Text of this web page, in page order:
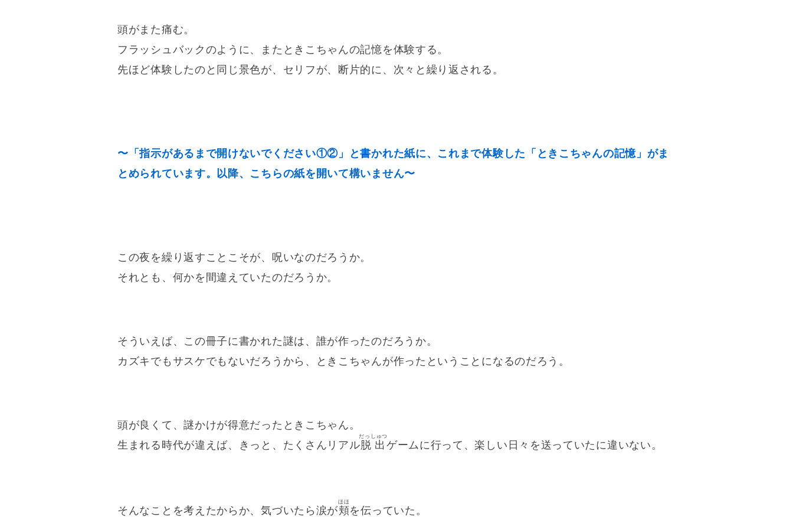
頭がまた痛む。
フラッシュバックのように、またときこちゃんの記憶を体験する。
先ほど体験したのと同じ景色が、セリフが、断片的に、次々と繰り返される。
〜「指示があるまで開けないでください①②」と書かれた紙に、これまで体験した「ときこちゃんの記憶」がま
とめられています。以降、こちらの紙を開いて構いません〜
この夜を繰り返すことこそが、呪いなのだろうか。
それとも、何かを間違えていたのだろうか。
そういえば、この冊子に書かれた謎は、誰が作ったのだろうか。
カズキでもサスケでもないだろうから、ときこちゃんが作ったということになるのだろう。
頭が良くて、謎かけが得意だったときこちゃん。
生まれる時代が違えば、きっと、たくさんリアル脱出
だっしゅつ
ゲームに行って、楽しい日々を送っていたに違いない。
そんなことを考えたからか、気づいたら涙が頬
ほほ
を伝っていた。